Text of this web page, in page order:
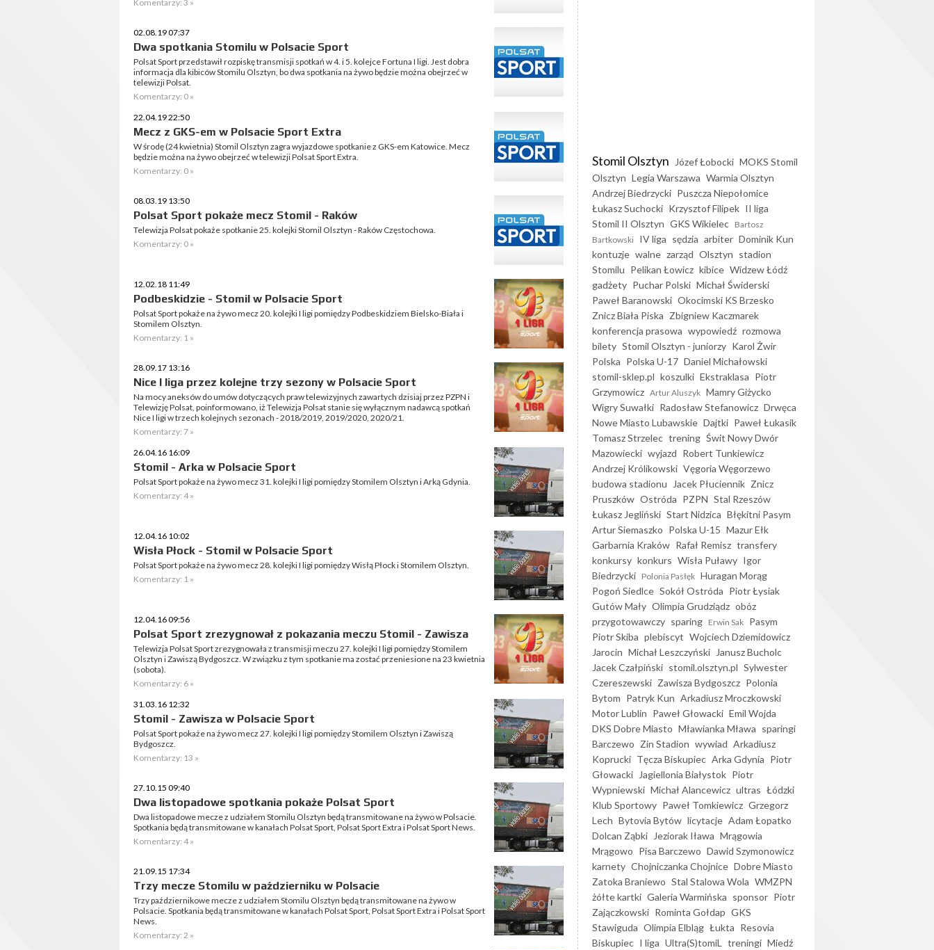
Komentarzy: 3 »
02.08.19 07:37
Dwa spotkania Stomilu w Polsacie Sport
Polsat Sport przedstawił rozpiskę transmisji spotkań w 4. i 5. kolejce Fortuna I ligi. Jest dobra
informacja dla kibiców Stomilu Olsztyn, bo dwa spotkania na żywo będzie można obejrzeć w
telewizji Polsat.
Komentarzy: 0 »
22.04.19 22:50
Mecz z GKS-em w Polsacie Sport Extra
W środę (24 kwietnia) Stomil Olsztyn zagra wyjazdowe spotkanie z GKS-em Katowice. Mecz
będzie można na żywo obejrzeć w telewizji Polsat Sport Extra.
Komentarzy: 0 »
08.03.19 13:50
Polsat Sport pokaże mecz Stomil - Raków
Telewizja Polsat pokaże spotkanie 25. kolejki Stomil Olsztyn - Raków Częstochowa.
Komentarzy: 0 »
12.02.18 11:49
Podbeskidzie - Stomil w Polsacie Sport
Polsat Sport pokaże na żywo mecz 20. kolejki I ligi pomiędzy Podbeskidziem Bielsko-Biała i
Stomilem Olsztyn.
Komentarzy: 1 »
28.09.17 13:16
Nice I liga przez kolejne trzy sezony w Polsacie Sport
Na mocy aneksów do umów dotyczących praw telewizyjnych zawartych dzisiaj przez PZPN i
Telewizję Polsat, poinformowano, iż Telewizja Polsat stanie się wyłącznym nadawcą spotkań
Nice I ligi w trzech kolejnych sezonach - 2018/2019, 2019/2020, 2020/21.
Komentarzy: 7 »
26.04.16 16:09
Stomil - Arka w Polsacie Sport
Polsat Sport pokaże na żywo mecz 31. kolejki I ligi pomiędzy Stomilem Olsztyn i Arką Gdynia.
Komentarzy: 4 »
12.04.16 10:02
Wisła Płock - Stomil w Polsacie Sport
Polsat Sport pokaże na żywo mecz 28. kolejki I ligi pomiędzy Wisłą Płock i Stomilem Olsztyn.
Komentarzy: 1 »
12.04.16 09:56
Polsat Sport zrezygnował z pokazania meczu Stomil - Zawisza
Telewizja Polsat Sport zrezygnowała z transmisji meczu 27. kolejki I ligi pomiędzy Stomilem
Olsztyn i Zawiszą Bydgoszcz. W związku z tym spotkanie ma zostać przeniesione na 23 kwietnia
(sobota).
Komentarzy: 6 »
31.03.16 12:32
Stomil - Zawisza w Polsacie Sport
Polsat Sport pokaże na żywo mecz 27. kolejki I ligi pomiędzy Stomilem Olsztyn i Zawiszą
Bydgoszcz.
Komentarzy: 13 »
27.10.15 09:40
Dwa listopadowe spotkania pokaże Polsat Sport
Dwa listopadowe mecze z udziałem Stomilu Olsztyn będą transmitowane na żywo w Polsacie.
Spotkania będą transmitowane w kanałach Polsat Sport, Polsat Sport Extra i Polsat Sport News.
Komentarzy: 4 »
21.09.15 17:34
Trzy mecze Stomilu w październiku w Polsacie
Trzy październikowe mecze z udziałem Stomilu Olsztyn będą transmitowane na żywo w
Polsacie. Spotkania będą transmitowane w kanałach Polsat Sport, Polsat Sport Extra i Polsat Sport
News.
Komentarzy: 2 »
Stomil Olsztyn Józef Łobocki MOKS Stomil
Olsztyn Legia Warszawa Warmia Olsztyn
Andrzej Biedrzycki Puszcza Niepołomice
Łukasz Suchocki Krzysztof Filipek II liga
Stomil II Olsztyn GKS Wikielec Bartosz
Bartkowski IV liga sędzia arbiter Dominik Kun
kontuzje walne zarząd Olsztyn stadion
Stomilu Pelikan Łowicz kibice Widzew Łódź
gadżety Puchar Polski Michał Świderski
Paweł Baranowski Okocimski KS Brzesko
Znicz Biała Piska Zbigniew Kaczmarek
konferencja prasowa wypowiedź rozmowa
bilety Stomil Olsztyn - juniorzy Karol Żwir
Polska Polska U-17 Daniel Michałowski
stomil-sklep.pl koszulki Ekstraklasa Piotr
Grzymowicz Artur Aluszyk Mamry Giżycko
Wigry Suwałki Radosław Stefanowicz Drwęca
Nowe Miasto Lubawskie Dajtki Paweł Łukasik
Tomasz Strzelec trening Świt Nowy Dwór
Mazowiecki wyjazd Robert Tunkiewicz
Andrzej Królikowski Vęgoria Węgorzewo
budowa stadionu
Jacek Płuciennik Znicz
Pruszków Ostróda PZPN Stal Rzeszów
Łukasz Jegliński Start Nidzica Błękitni Pasym
Artur Siemaszko Polska U-15 Mazur Ełk
Garbarnia Kraków Rafał Remisz transfery
konkursy konkurs Wisła Puławy Igor
Biedrzycki Polonia Pasłęk Huragan Morąg
Pogoń Siedlce Sokół Ostróda Piotr Łysiak
Gutów Mały Olimpia Grudziądz obóz
przygotowawczy sparing Erwin Sak Pasym
Piotr Skiba plebiscyt Wojciech Dziemidowicz
Jarocin Michał Leszczyński
Janusz Bucholc
Jacek Czałpiński stomil.olsztyn.pl Sylwester
Czereszewski Zawisza Bydgoszcz Polonia
Bytom Patryk Kun Arkadiusz Mroczkowski
Motor Lublin Paweł Głowacki Emil Wojda
DKS Dobre Miasto Mławianka Mława sparingi
Barczewo Zin Stadion wywiad Arkadiusz
Koprucki Tęcza Biskupiec Arka Gdynia Piotr
Głowacki
Jagiellonia Białystok Piotr
Wypniewski Michał Alancewicz ultras Łódzki
Klub Sportowy Paweł Tomkiewicz Grzegorz
Lech Bytovia Bytów licytacje Adam Łopatko
Dolcan Ząbki
Jeziorak Iława Mrągowia
Mrągowo Pisa Barczewo Dawid Szymonowicz
karnety Chojniczanka Chojnice Dobre Miasto
Zatoka Braniewo Stal Stalowa Wola WMZPN
żółte kartki Galeria Warmińska sponsor Piotr
Zajączkowski Rominta Gołdap GKS
Stawiguda Olimpia Elbląg Łukta Resovia
Biskupiec I liga Ultra(S)tomiL treningi Miedź